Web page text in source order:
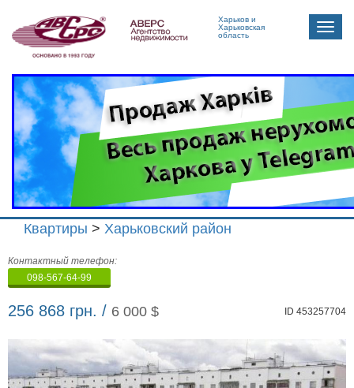
Харьков и
Харьковская
область
Toggle
Квартиры > Харьковский район
Агенство
недвижимости
"Аверс"
Контактный телефон:
098-567-64-99
256 868 грн. / 6 000 $ ID 453257704